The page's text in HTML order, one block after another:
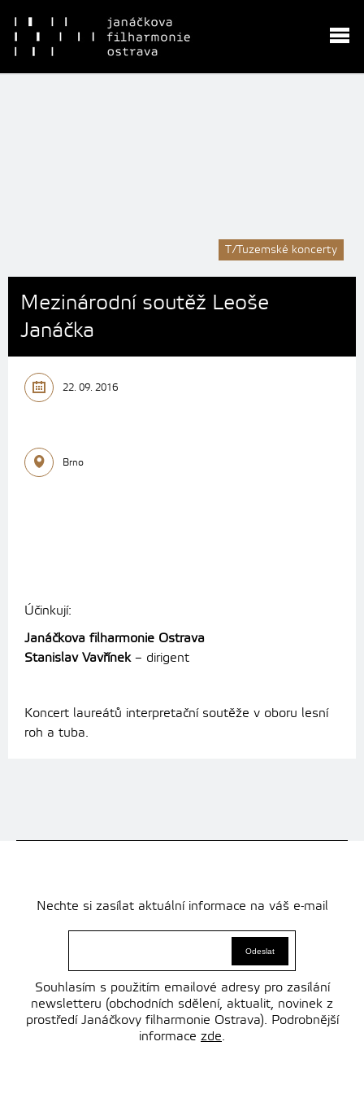
T/Tuzemské koncerty
Mezinárodní soutěž Leoše
Janáčka
22. 09. 2016
Brno
Účinkují:
Janáčkova filharmonie Ostrava
Stanislav Vavřínek– dirigent
Koncert laureátů interpretační soutěže v oboru lesní
roh a tuba.
Nechte si zasílat aktuální informace na váš e-mail
Souhlasím s použitím emailové adresy pro zasílání
newsletteru (obchodních sdělení, aktualit, novinek z
prostředí Janáčkovy filharmonie Ostrava). Podrobnější
informace zde.